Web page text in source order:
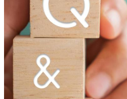
Eventos Editoriais